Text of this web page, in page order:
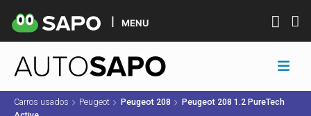
MENU
Carros usados Peugeot Peugeot 208
Peugeot 208 1.2 PureTech